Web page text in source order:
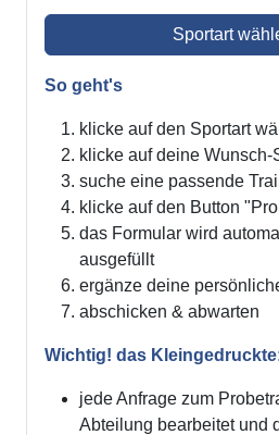
Sportart
So geht's
klicke auf den Sportart
klicke auf deine Wunsch-
suche eine passende
klicke auf den Button
das Formular wird
ausgefüllt
ergänze deine
abschicken & abwarten
Wichtig! das
jede Anfrage zum
Abteilung bearbeitet und